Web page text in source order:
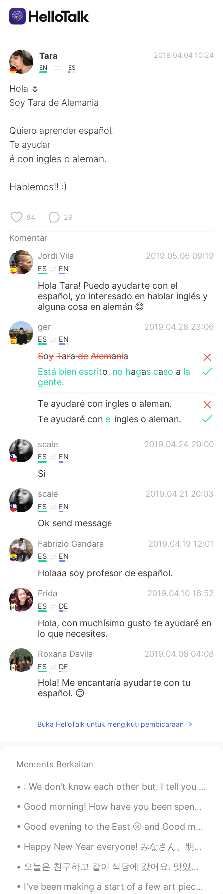
Aplikasi Pertukaran Bahasa
AI Grammar Checker
Indonesia
English
한국어
ไทย
Türkçe Tiếng Việt
Português
Tara
EN ES
2019.04.04 10:24
Hola 🌷
Soy Tara de Alemania
Quiero aprender español.
Te ayudar
é con ingles o aleman.
Hablemos!! :)
84 29
Komentar
Jordi Vila
2019.05.06 09:19
ES EN
Hola Tara! Puedo ayudarte con el
español, yo interesado en hablar inglés y
alguna cosa en alemán 😊
ger 2019.04.28 23:06
ES EN
Soy Tarade Alemania
Está bien escrito, no hagas caso a la
gente.
Te ayudaré con ingles o aleman.
Te ayudaré con el ingles o aleman.
scale 2019.04.24 20:00
ES EN
Si
scale 2019.04.21 20:03
ES EN
Ok send message
Fabrizio Gandara 2019.04.19 12:01
ES EN
Holaaa soy profesor de español.
Frida 2019.04.10 16:52
ES DE
Hola, con muchísimo gusto te ayudaré en
lo que necesites.
Roxana Davila 2019.04.08 04:08
ES DE
Hola! Me encantaría ayudarte con tu
español. 😊
ES PT
Rica.
Danii 2019.04.05 02:33
ES DE
Hablemoos!
Kenneth Quesada 2019.04.04 20:34
Buka HelloTalk untuk mengikuti pembicaraan
Moments Berkaitan
: We don't know each other but. I tell you that your smile is beautiful and your soul is beautifu...
Good morning! How have you been spending your free time? 🙂 I have spent a lot more time outside i...
Good evening to the East 🌝 and Good morning to the West🌞🌻 If you have some time send me a text a...
Happy New Year everyone! みなさん、明けましておめでとうございます！ I hope you all had a fun winter holiday! I went ...
오늘은 친구하고 같이 식당에 갔어요. 맛있는 만두 먹었어요 🥟🥟🥟 그리고 여기에 눈이 많이 왔어요. 너무 춥지만 예뻤어요 ☃️ Today I went to a restau...
I've been making a start of a few art pieces I'm working on at university! what are you up to? ...